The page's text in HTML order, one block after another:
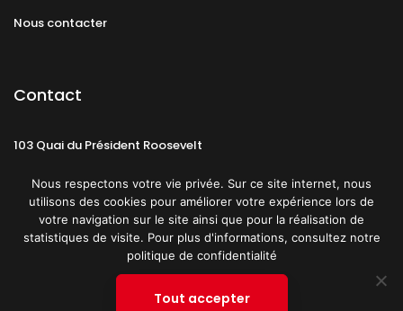
Nous contacter
Contact
103 Quai du Président Roosevelt
CGU Politique de confidentialité
Nous respectons votre vie privée. Sur ce site internet, nous
utilisons des cookies pour améliorer votre expérience lors de
votre navigation sur le site ainsi que pour la réalisation de
statistiques de visite. Pour plus d'informations, consultez notre
politique de confidentialité
Tout accepter